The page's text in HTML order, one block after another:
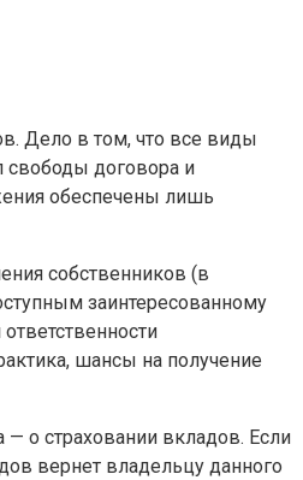
Дело в том, что все виды
свободы договора и
обеспечены лишь
собственников (в
заинтересованному
шансы на получение
о страховании вкладов. Если
вернет владельцу данного